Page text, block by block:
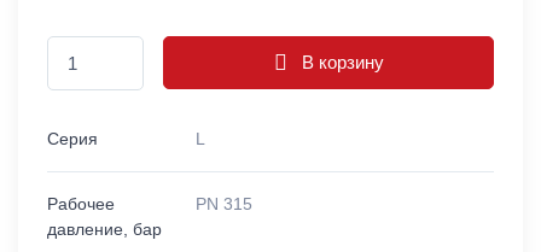
В корзину
Серия L
Рабочее
давление, бар
PN 315